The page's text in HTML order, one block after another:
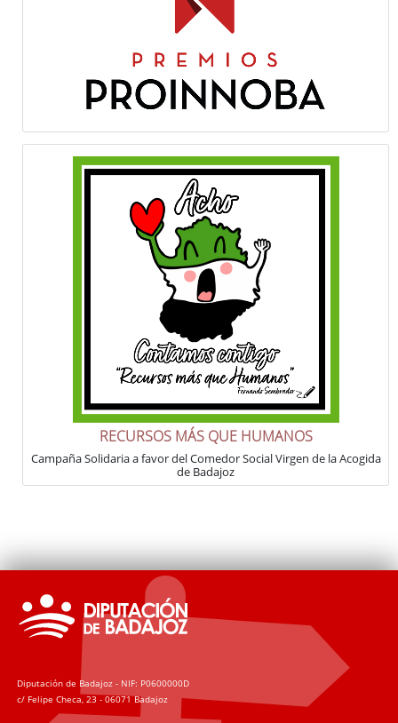
RECURSOS MÁS QUE HUMANOS
Campaña Solidaria a favor del Comedor Social Virgen de la Acogida
de Badajoz
Diputación de Badajoz - NIF: P0600000D
c/ Felipe Checa, 23 - 06071 Badajoz